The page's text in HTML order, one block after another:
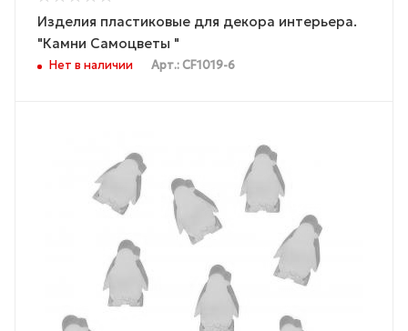
Изделия пластиковые для декора интерьера.
"Камни Самоцветы "
Нет в наличии Арт.: CF1019-6